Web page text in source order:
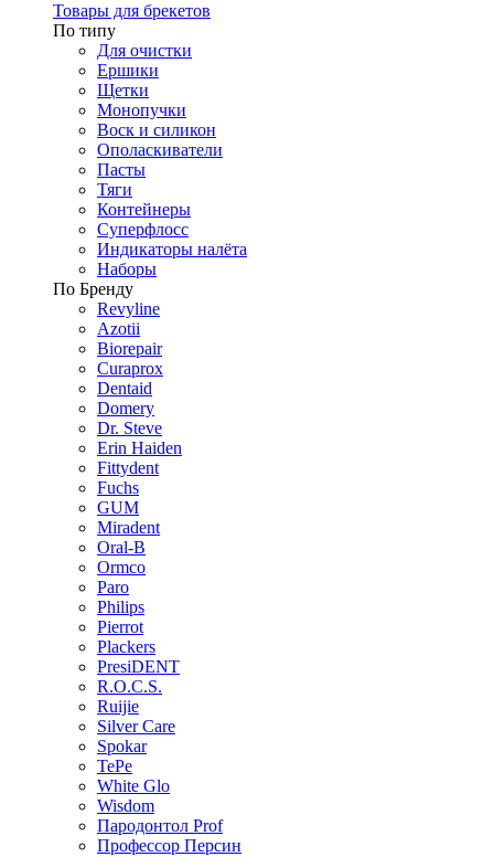
Товары для брекетов
По типу
Для очистки
Ершики
Щетки
Монопучки
Воск и силикон
Ополаскиватели
Пасты
Тяги
Контейнеры
Суперфлосс
Индикаторы налёта
Наборы
По Бренду
Revyline
Azotii
Biorepair
Curaprox
Dentaid
Domery
Dr. Steve
Erin Haiden
Fittydent
Fuchs
GUM
Miradent
Oral-B
Ormco
Paro
Philips
Pierrot
Plackers
PresiDENT
R.O.C.S.
Ruijie
Silver Care
Spokar
TePe
White Glo
Wisdom
Пародонтол Prof
Профессор Персин